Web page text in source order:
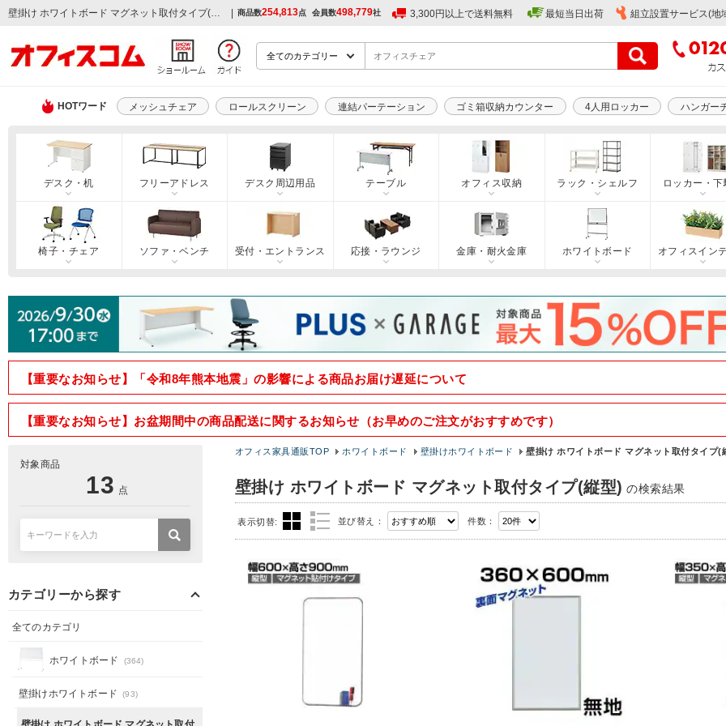
壁掛け ホワイトボード マグネット取付タイプ(縦型)の通販 | 商品数254,813点 会員数498,779社 3,300円以上で送料無料 最短当日出荷 組立設置サービス(地
HOTワード メッシュチェア ロールスクリーン 連結パーテーション ゴミ箱収納カウンター 4人用ロッカー ハンガー
デスク・机 フリーアドレス デスク周辺用品 テーブル オフィス収納 ラック・シェルフ ロッカー・下
椅子・チェア ソファ・ベンチ 受付・エントランス 応接・ラウンジ 金庫・耐火金庫 ホワイトボード オフィスイン
【重要なお知らせ】「令和8年熊本地震」の影響による商品お届け遅延について
【重要なお知らせ】お盆期間中の商品配送に関するお知らせ（お早めのご注文がおすすめです）
オフィス家具通販TOP ホワイトボード 壁掛けホワイトボード 壁掛け ホワイトボード マグネット取付タイプ(
壁掛け ホワイトボード マグネット取付タイプ(縦型) の検索結果
並び替え： 件数：
表示切替:
対象商品
13 点
カテゴリーから探す
全てのカテゴリ
ホワイトボード (364)
壁掛けホワイトボード (93)